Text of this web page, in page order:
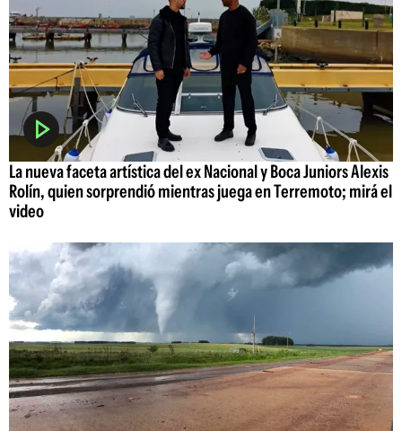
La nueva faceta artística del ex Nacional y Boca Juniors Alexis
Rolín, quien sorprendió mientras juega en Terremoto; mirá el
video